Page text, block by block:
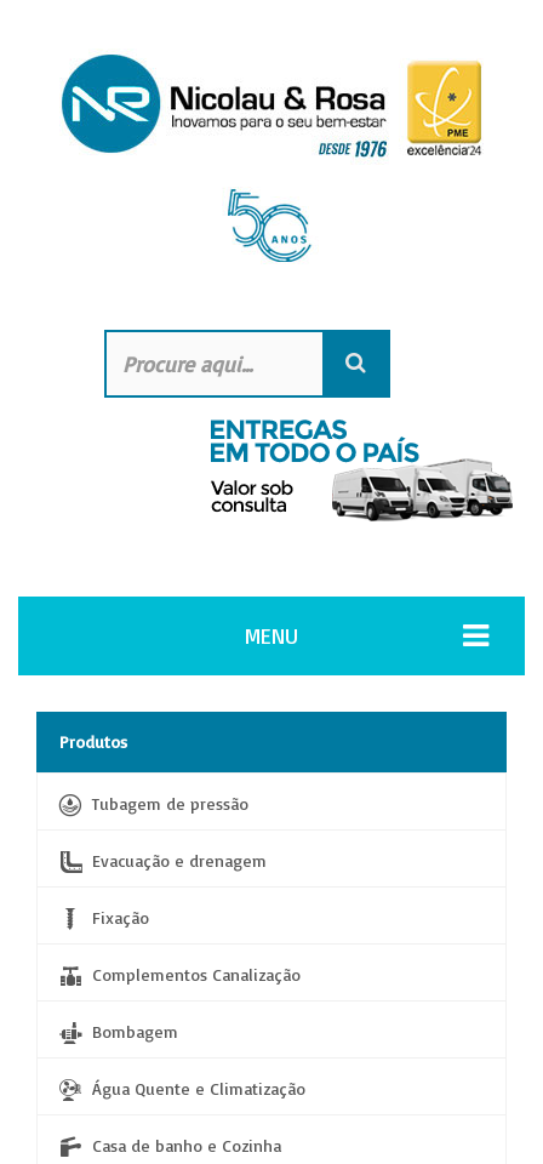
MENU
Produtos
Tubagem de pressão
Evacuação e drenagem
Fixação
Complementos Canalização
Bombagem
Água Quente e Climatização
Casa de banho e Cozinha